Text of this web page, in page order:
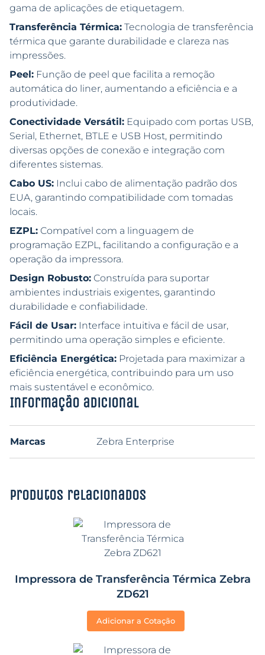
gama de aplicações de etiquetagem.
Transferência Térmica: Tecnologia de transferência
térmica que garante durabilidade e clareza nas
impressões.
Peel: Função de peel que facilita a remoção
automática do liner, aumentando a eficiência e a
produtividade.
Conectividade Versátil: Equipado com portas USB,
Serial, Ethernet, BTLE e USB Host, permitindo
diversas opções de conexão e integração com
diferentes sistemas.
Cabo US: Inclui cabo de alimentação padrão dos
EUA, garantindo compatibilidade com tomadas
locais.
EZPL: Compatível com a linguagem de
programação EZPL, facilitando a configuração e a
operação da impressora.
Design Robusto: Construída para suportar
ambientes industriais exigentes, garantindo
durabilidade e confiabilidade.
Fácil de Usar: Interface intuitiva e fácil de usar,
permitindo uma operação simples e eficiente.
Eficiência Energética: Projetada para maximizar a
eficiência energética, contribuindo para um uso
mais sustentável e econômico.
Informação adicional
Marcas Zebra Enterprise
Produtos relacionados
Impressora de Transferência Térmica Zebra
ZD621
Adicionar a Cotação